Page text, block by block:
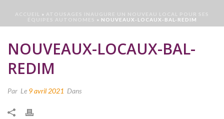
ACCUEIL » ATOUSAGES INAUGURE UN NOUVEAU LOCAL POUR SES
ÉQUIPES AUTONOMES » NOUVEAUX-LOCAUX-BAL-REDIM
NOUVEAUX-LOCAUX-BAL-
REDIM
Par Le 9 avril 2021 Dans